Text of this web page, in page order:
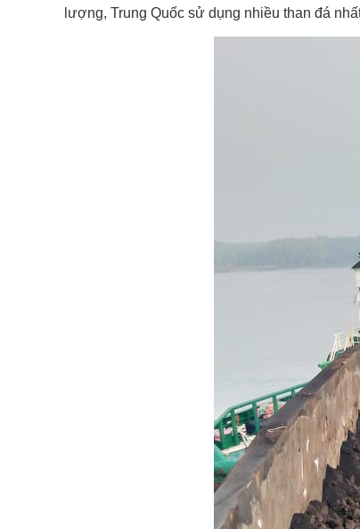
lượng, Trung Quốc sử dụng nhiều than đá